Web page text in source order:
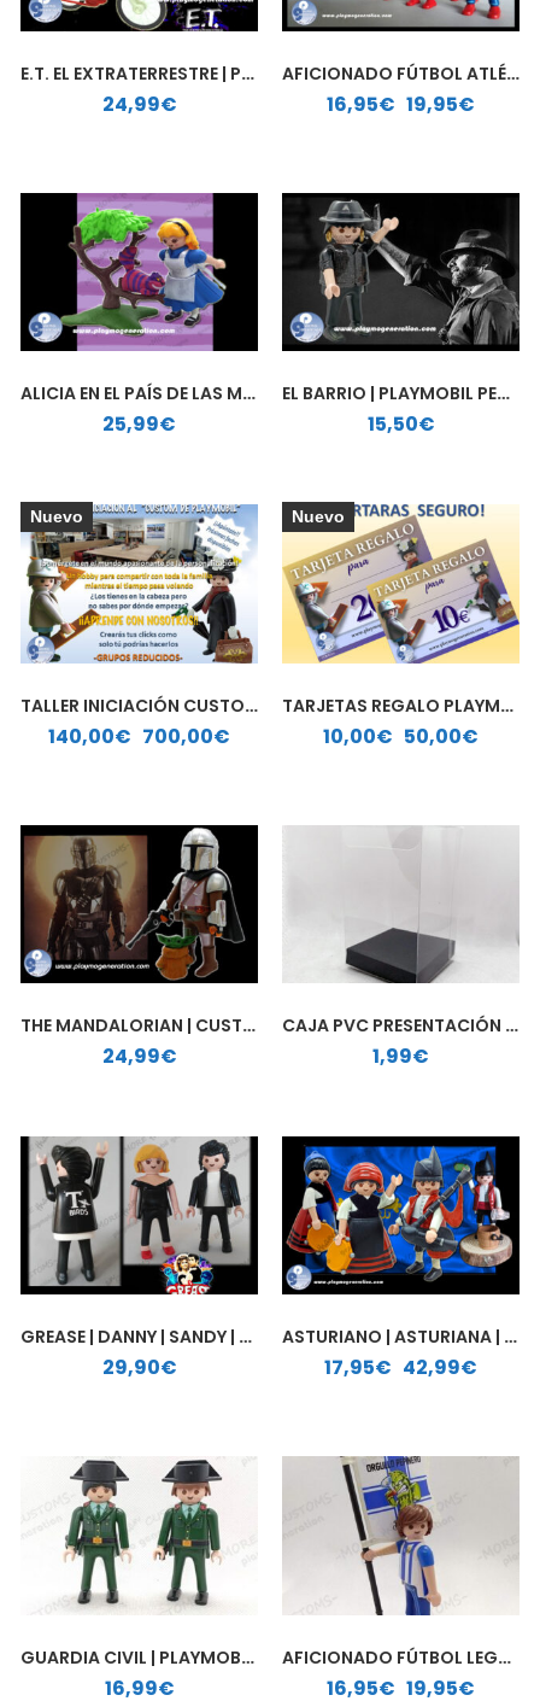
E.T. EL EXTRATERRESTRE | PLAYMOBIL PERSONALIZADO
24,99€
AFICIONADO FÚTBOL ATLÉTICO DE MADRID | PLAYMOBIL PERSONALIZADO
16,95€ 19,95€
Rango de precios: desde 16,95€ hasta 19,95€
ALICIA EN EL PAÍS DE LAS MARAVILLAS | PLAYMOBIL PERSONALIZADO
25,99€
EL BARRIO | PLAYMOBIL PERSONALIZADO
15,50€
Nuevo
TALLER INICIACIÓN CUSTOM PLAYMOBIL
140,00€ 700,00€
Rango de precios: desde 140,00€ hasta 700,00€
Nuevo
TARJETAS REGALO PLAYMO GENERATION
10,00€ 50,00€
Rango de precios: desde 10,00€ hasta 50,00€
THE MANDALORIAN | CUSTOM PLAYMOBIL
24,99€
CAJA PVC PRESENTACIÓN REGALO
1,99€
GREASE | DANNY | SANDY | PLAYMOBIL PERSONALIZADO
29,90€
ASTURIANO | ASTURIANA | PLAYMOBIL PERSONALIZADO
17,95€ 42,99€
Rango de precios: desde 17,95€ hasta 42,99€
GUARDIA CIVIL | PLAYMOBIL PERSONALIZADO
16,99€
AFICIONADO FÚTBOL LEGANÉS | PLAYMOBIL PERSONALIZADO
16,95€ 19,95€
Rango de precios: desde 16,95€ hasta 19,95€